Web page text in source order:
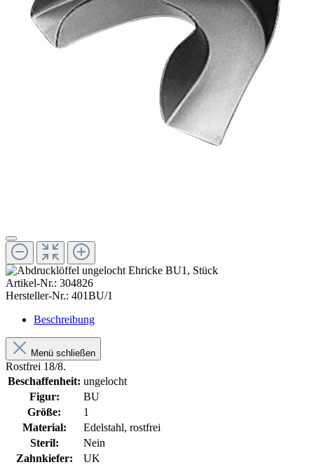
Artikel-Nr.: 304826
Hersteller-Nr.: 401BU/1
Beschreibung
Menü schließen
Rostfrei 18/8.
Beschaffenheit: ungelocht
Figur:
BU
Größe:
1
Material:
Edelstahl, rostfrei
Steril:
Nein
Zahnkiefer:
UK